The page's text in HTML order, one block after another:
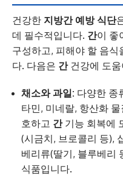
건강한 지방간 예방 식단
데 필수적입니다. 간이 좋
구성하고, 피해야 할 음
다. 다음은 간건강에 도움
채소와 과일: 다양한 종
타민, 미네랄, 항산화
호하고 간기능 회복에
(시금치, 브로콜리 등),
베리류(딸기, 블루베리
식품입니다.